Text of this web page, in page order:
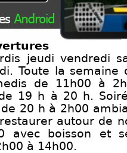
jeudi vendredi
Toute la
de 11h00 à
19 h à 20 h.
20 h à 2h00
autour de
avec boisson et
à 14h00.